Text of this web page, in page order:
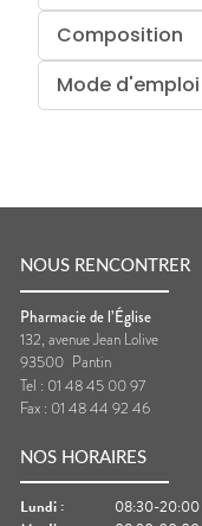
Composition
Mode d'emploi
NOUS RENCONTRER
Pharmacie de l’Église
132, avenue Jean Lolive
93500 Pantin
Tel : 01 48 45 00 97
Fax : 01 48 44 92 46
NOS HORAIRES
Lundi :
08:30-20:00